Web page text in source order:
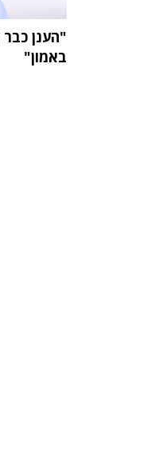
"הענן
באמון"